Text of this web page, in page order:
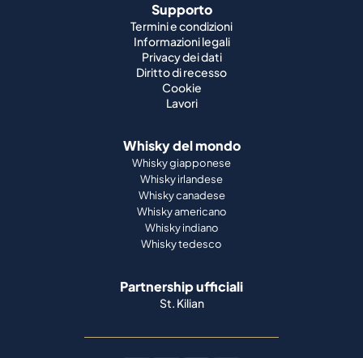
Supporto
Termini e condizioni
Informazioni legali
Privacy dei dati
Diritto di recesso
Cookie
Lavori
Whisky del mondo
Whisky giapponese
Whisky irlandese
Whisky canadese
Whisky americano
Whisky indiano
Whisky tedesco
Partnership ufficiali
St. Kilian